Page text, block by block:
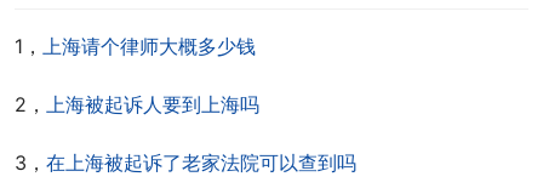
1， 上海请个律师大概多少钱
2， 上海被起诉人要到上海吗
3， 在上海被起诉了老家法院可以查到吗